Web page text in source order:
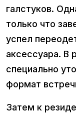
галстуков.
только что
успел
аксессуара. В
специально
формат
Затем к